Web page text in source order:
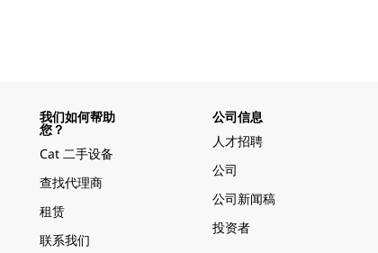
我们如何帮助
您？
Cat 二手设备
查找代理商
租赁
联系我们
公司信息
人才招聘
公司
公司新闻稿
投资者